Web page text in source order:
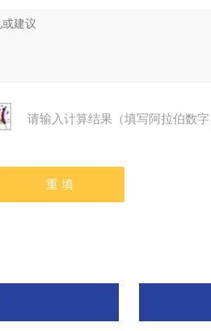
请输入计算结果（填写阿拉伯数